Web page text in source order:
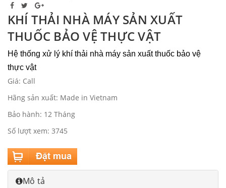
KHÍ THẢI NHÀ MÁY SẢN XUẤT
THUỐC BẢO VỆ THỰC VẬT
Hệ thống xử lý khí thải nhà máy sản xuất thuốc bảo vệ
thực vật
Giá: Call
Hãng sản xuất: Made in Vietnam
Bảo hành: 12 Tháng
Số lượt xem: 3745
Mô tả